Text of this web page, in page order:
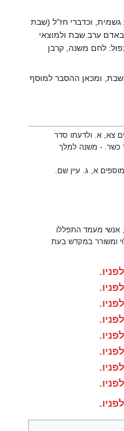
וכדברי חז"ל (שבת
באדם ערב שבת ולמוצאי
לחם משנה, קרבן
ומכאן ההסבר למוסף
צא, א. ולדעתו סדר
כשר. - משנה למלך
א, ג. עיין שם.
אנשי מעמד התפללו
ומשורר במקדש בעת